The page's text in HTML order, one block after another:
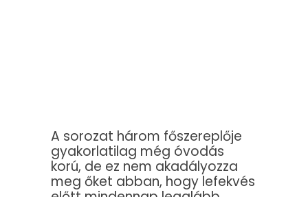
A sorozat három főszereplője
gyakorlatilag még óvodás
korú, de ez nem akadályozza
meg őket abban, hogy lefekvés